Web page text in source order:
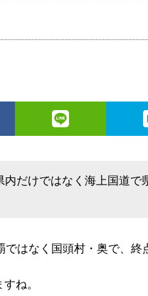
だけではなく海上国道で
はなく国頭村・奥で、終
ね。